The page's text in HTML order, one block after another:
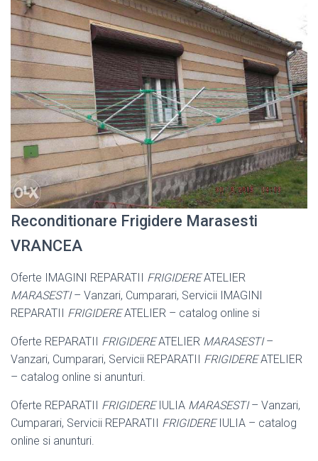
Reconditionare Frigidere Marasesti
VRANCEA
Oferte IMAGINI REPARATII FRIGIDEREATELIER
MARASESTI– Vanzari, Cumparari, Servicii IMAGINI
REPARATII FRIGIDEREATELIER – catalog online si
Oferte REPARATII FRIGIDEREATELIER MARASESTI–
Vanzari, Cumparari, Servicii REPARATII FRIGIDEREATELIER
– catalog online si anunturi.
Oferte REPARATII FRIGIDEREIULIA MARASESTI– Vanzari,
Cumparari, Servicii REPARATII FRIGIDEREIULIA – catalog
online si anunturi.